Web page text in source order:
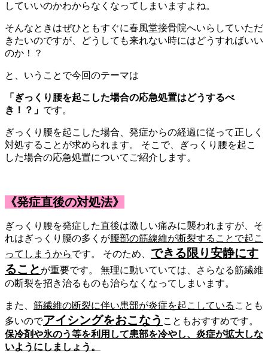
していいのかわからなくなってしまいますよね。
そんなときはぜひともすぐに春風堂接骨院へいらしていただ
きたいのですが、どうしても来れない時にはどうすればいい
のか！？
と、いうことで今回のテーマは
「ぎっくり腰を起こした場合の応急処置はどうするべ
き！？」 です。
ぎっくり腰を起こした場合、発症からの経過に従って正しく
対処することが求められます。 そこで、ぎっくり腰を起こ
した場合の応急処置についてご紹介します。
《発症直後の対処法》
ぎっくり腰を発症した直後は激しい痛みに襲われますが、そ
れはぎっくり腰の多くが腰部の筋線維が断裂することで起こ
ってしまうからです。 そのため、 できる限り安静にす
ること が重要です。 無理に動いていては、さらなる筋繊維
の断裂を招き治るものも治らなくなってしまいます。
また、 筋繊維の断裂に伴い患部が炎症を起こしている ことも
多いのでアイシングをおこなう こともおすすめです。
保冷剤や氷のう等を利用して患部を冷やし、炎症が拡大しな
いようにしましょう。